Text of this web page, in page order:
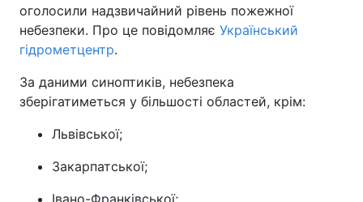
оголосили надзвичайний рівень пожежної
небезпеки. Про це повідомляє Український
гідрометцентр.
За даними синоптиків, небезпека
зберігатиметься у більшості областей, крім:
Львівської;
Закарпатської;
Івано-Франківської;